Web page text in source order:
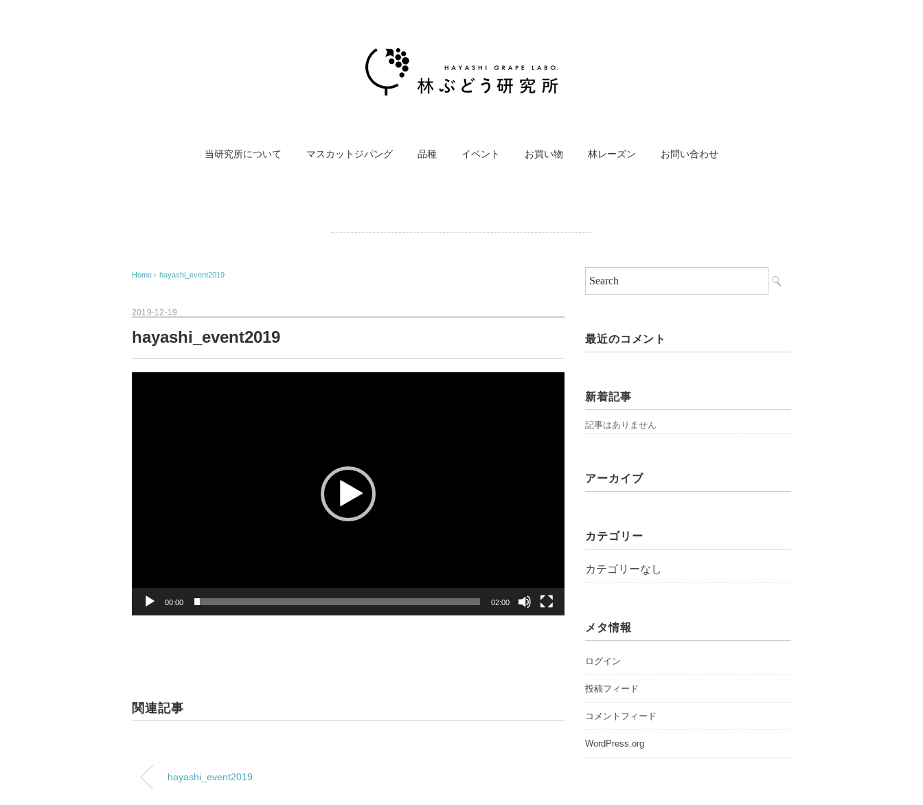
当研究所について マスカットジパング 品種 イベント お買い物 林レーズン お問い合わせ
Home › hayashi_event2019
2019-12-19
hayashi_event2019
00:00 02:00
関連記事
hayashi_event2019
最近のコメント
新着記事
記事はありません
アーカイブ
カテゴリー
カテゴリーなし
メタ情報
ログイン
投稿フィード
コメントフィード
WordPress.org